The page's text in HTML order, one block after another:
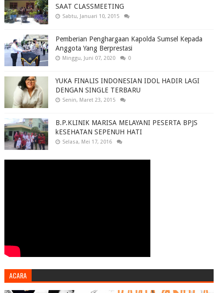
SAAT CLASSMEETING
Sabtu, Januari 10, 2015
Pemberian Penghargaan Kapolda Sumsel Kepada
Anggota Yang Berprestasi
Minggu, Juni 07, 2020 0
YUKA FINALIS INDONESIAN IDOL HADIR LAGI
DENGAN SINGLE TERBARU
Senin, Maret 23, 2015
B.P.KLINIK MARISA MELAYANI PESERTA BPJS
kESEHATAN SEPENUH HATI
Selasa, Mei 17, 2016
ACARA